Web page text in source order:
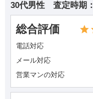
30代男性 査定時期：
総合評価
電話対応
メール対応
営業マンの対応